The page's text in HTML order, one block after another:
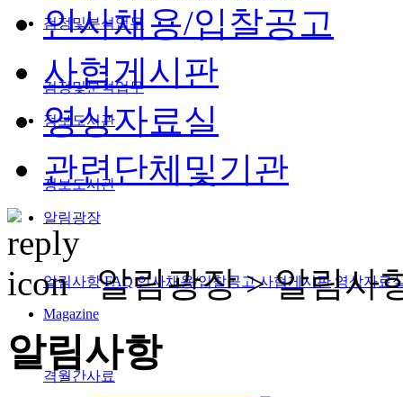
검정및분석업무
검정및분석업무
정보도서관
정보도서관
알림광장
알림사항 FAQ 인사채용/입찰공고 사협게시판 영상자료
Magazine
격월간사료
인사채용/입찰공고
사협게시판
영상자료실
관련단체및기관
알림광장 >알림사
알림사항